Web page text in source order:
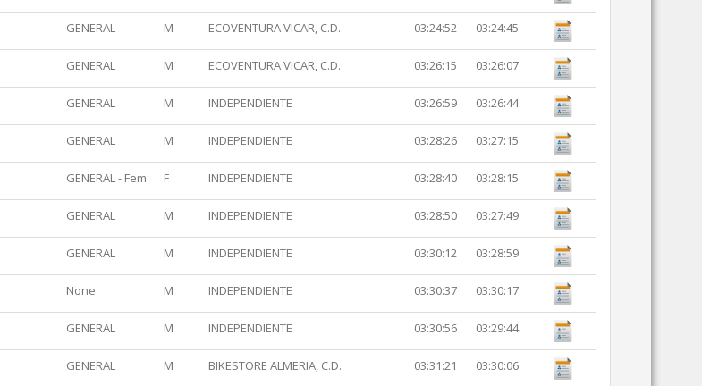
GENERAL M ECOVENTURA VICAR, C.D. 03:24:52 03:24:45
GENERAL M ECOVENTURA VICAR, C.D. 03:26:15 03:26:07
GENERAL M INDEPENDIENTE 03:26:59 03:26:44
GENERAL M INDEPENDIENTE 03:28:26 03:27:15
GENERAL - Fem F INDEPENDIENTE 03:28:40 03:28:15
GENERAL M INDEPENDIENTE 03:28:50 03:27:49
GENERAL M INDEPENDIENTE 03:30:12 03:28:59
None M INDEPENDIENTE 03:30:37 03:30:17
GENERAL M INDEPENDIENTE 03:30:56 03:29:44
GENERAL M BIKESTORE ALMERIA, C.D. 03:31:21 03:30:06